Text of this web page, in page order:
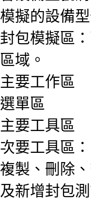
模擬的設備
封包模擬區
區域。
主要工作區
選單區
主要工具區
次要工具區
複製、刪除
及新增封包